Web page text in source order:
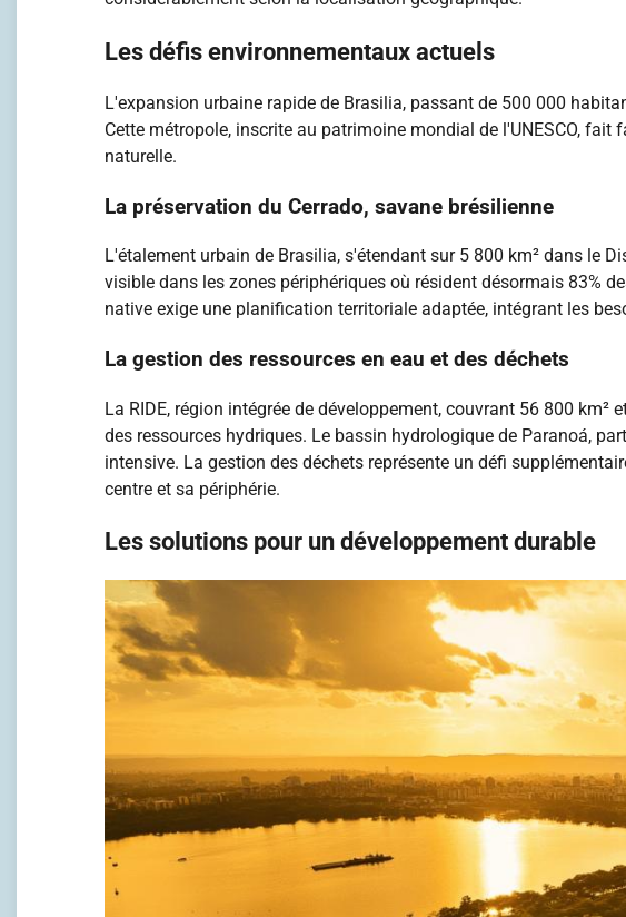
Les défis environnementaux actuels
L'expansion urbaine rapide de Brasilia, passant de 500 000
Cette métropole, inscrite au patrimoine mondial de l'UNESCO,
naturelle.
La préservation du Cerrado, savane brésilienne
L'étalement urbain de Brasilia, s'étendant sur 5 800 km² dans le
visible dans les zones périphériques où résident désormais 83%
native exige une planification territoriale adaptée, intégrant les
La gestion des ressources en eau et des déchets
La RIDE, région intégrée de développement, couvrant 56 800
des ressources hydriques. Le bassin hydrologique de Paranoá,
intensive. La gestion des déchets représente un défi
centre et sa périphérie.
Les solutions pour un développement durable